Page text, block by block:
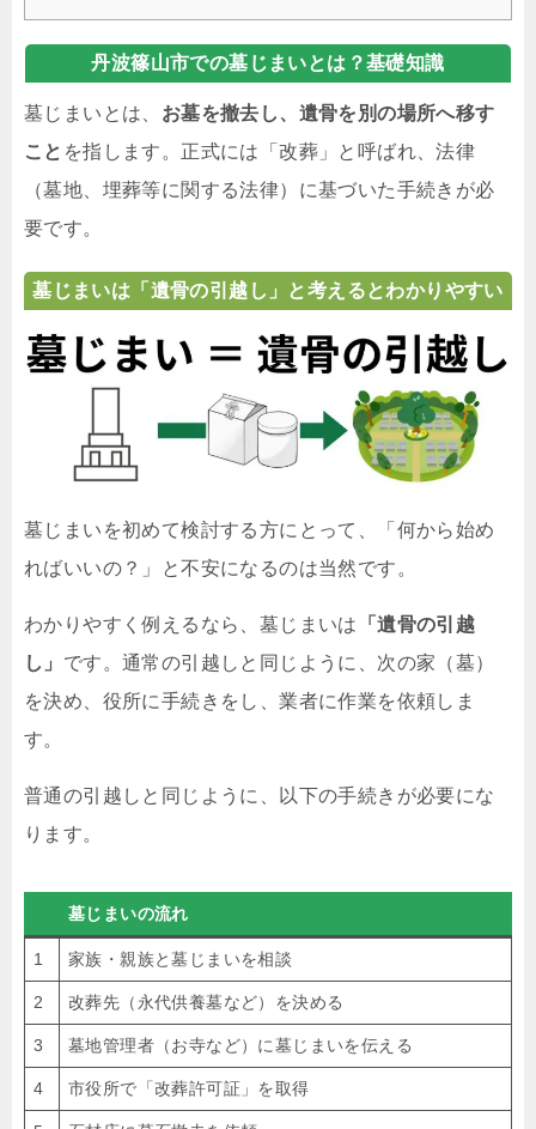
丹波篠山市での墓じまいとは？基礎知識
墓じまいとは、 お墓を撤去し、遺骨を別の場所へ移す
こと を指します。正式には「改葬」と呼ばれ、法律
（墓地、埋葬等に関する法律）に基づいた手続きが必
要です。
墓じまいは「遺骨の引越し」と考えるとわかりやすい
墓じまいを初めて検討する方にとって、「何から始め
ればいいの？」と不安になるのは当然です。
わかりやすく例えるなら、墓じまいは
「遺骨の引越
し」 です。通常の引越しと同じように、次の家（墓）
を決め、役所に手続きをし、業者に作業を依頼しま
す。
普通の引越しと同じように、以下の手続きが必要にな
ります。
墓じまいの流れ
1 家族・親族と墓じまいを相談
2 改葬先（永代供養墓など）を決める
3 墓地管理者（お寺など）に墓じまいを伝える
4 市役所で「改葬許可証」を取得